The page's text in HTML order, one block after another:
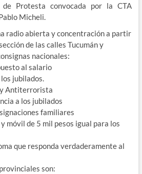
Protesta convocada por la CTA
Micheli.
radio abierta y concentración a partir
de las calles Tucumán y
nacionales:
al salario
jubilados.
Antiterrorista
a los jubilados
familiares
móvil de 5 mil pesos igual para los
que responda verdaderamente al
son: